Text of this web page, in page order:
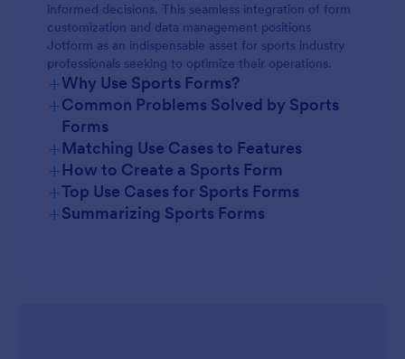
informed decisions. This seamless integration of form
customization and data management positions
Jotform as an indispensable asset for sports industry
professionals seeking to optimize their operations.
+Why Use Sports Forms?
+Common Problems Solved by Sports
Forms
+Matching Use Cases to Features
+How to Create a Sports Form
+Top Use Cases for Sports Forms
For Managers
+Summarizing Sports Forms